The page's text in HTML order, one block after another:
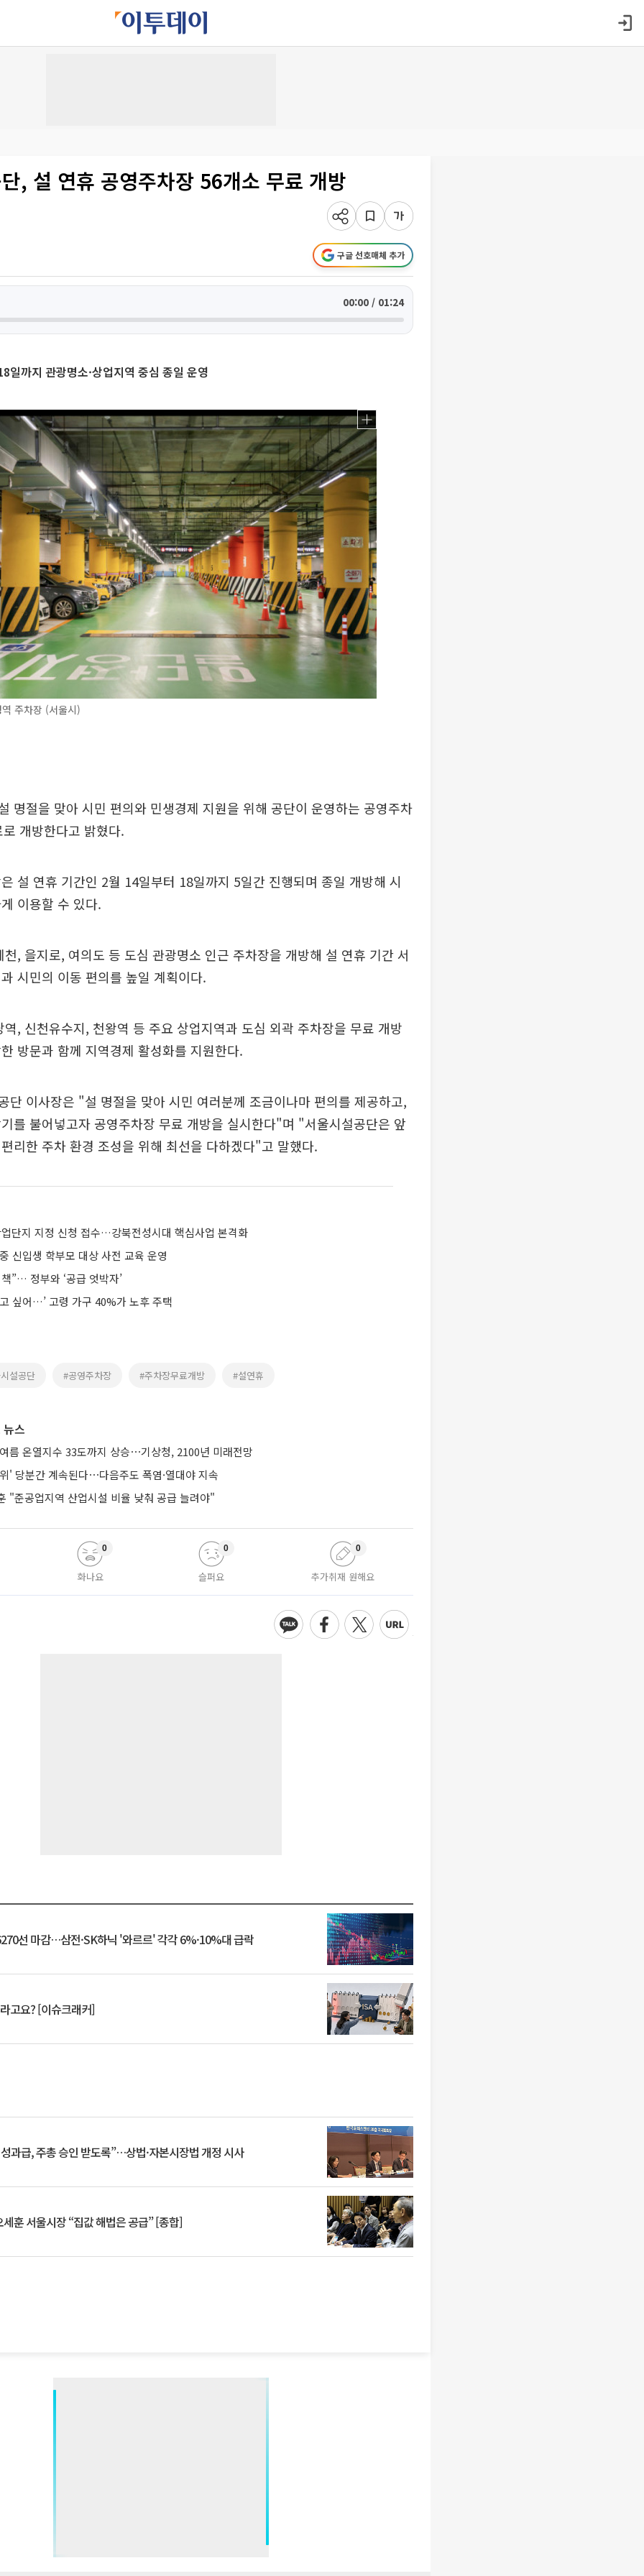
, 설 연휴 공영주차장 56개소 무료 개방
구글 선호매체 추가
00:00 / 01:24
일까지 관광명소·상업지역 중심 종일 운영
주차장 (서울시)
명절을 맞아 시민 편의와 민생경제 지원을 위해 공단이 운영하는 공영주차
개방한다고 밝혔다.
설 연휴 기간인 2월 14일부터 18일까지 5일간 진행되며 종일 개방해 시
이용할 수 있다.
, 을지로, 여의도 등 도심 관광명소 인근 주차장을 개방해 설 연휴 기간 서
시민의 이동 편의를 높일 계획이다.
, 신천유수지, 천왕역 등 주요 상업지역과 도심 외곽 주차장을 무료 개방
방문과 함께 지역경제 활성화를 지원한다.
단 이사장은 "설 명절을 맞아 시민 여러분께 조금이나마 편의를 제공하고,
를 불어넣고자 공영주차장 무료 개방을 실시한다"며 "서울시설공단은 앞
리한 주차 환경 조성을 위해 최선을 다하겠다"고 말했다.
단지 지정 신청 접수…강북전성시대 핵심사업 본격화
신입생 학부모 대상 사전 교육 운영
”… 정부와 ‘공급 엇박자’
싶어…’ 고령 가구 40%가 노후 주택
설공단 #공영주차장 #주차장무료개방 #설연휴
스
름 온열지수 33도까지 상승⋯기상청, 2100년 미래전망
' 당분간 계속된다⋯다음주도 폭염·열대야 지속
"준공업지역 산업시설 비율 낮춰 공급 늘려야"
화나요
0
슬퍼요
0
추가취재 원해요
0
선 마감…삼전·SK하닉 '와르르' 각각 6%·10%대 급락
고요? [이슈크래커]
과급, 주총 승인 받도록”…상법·자본시장법 개정 시사
훈 서울시장 “집값 해법은 공급” [종합]